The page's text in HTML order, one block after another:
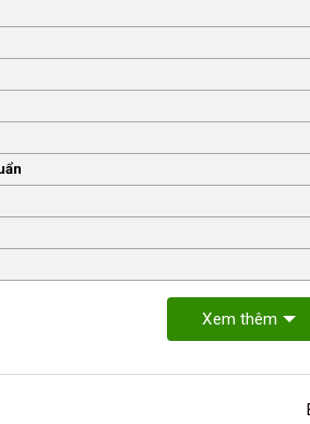
Xem thêm